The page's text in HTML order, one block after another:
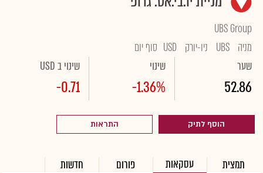
UBS Group
מניה UBS ניו-יורק USD סוף יום
שער
52.86
שינוי
-1.36%
שינוי ב USD
-0.71
הוסף לתיק התראות
תמצית עסקאות פורום חדשות